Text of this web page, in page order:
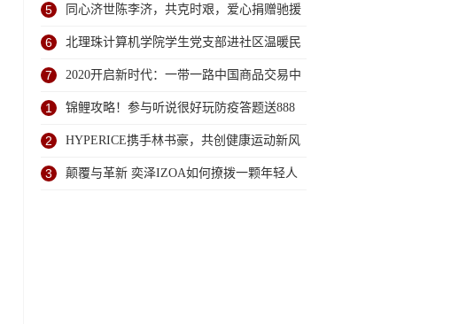
岁福田首演
5 同心济世陈李济，共克时艰，爱心捐赠驰援
武汉！
6 北理珠计算机学院学生党支部进社区温暖民
心
7 2020开启新时代：一带一路中国商品交易中
心落户柬埔寨！
1 锦鲤攻略！参与听说很好玩防疫答题送888
元红包
2 HYPERICE携手林书豪，共创健康运动新风
尚
3 颠覆与革新 奕泽IZOA如何撩拨一颗年轻人